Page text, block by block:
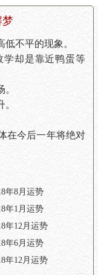
梦
不平的现象。
学却是靠近鸭蛋等
在今后一年将绝对
年8月运势
年1月运势
年12月运势
年6月运势
年12月运势